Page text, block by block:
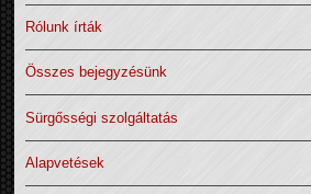
Rólunk írták
Összes bejegyzésünk
Sürgősségi szolgáltatás
Alapvetések